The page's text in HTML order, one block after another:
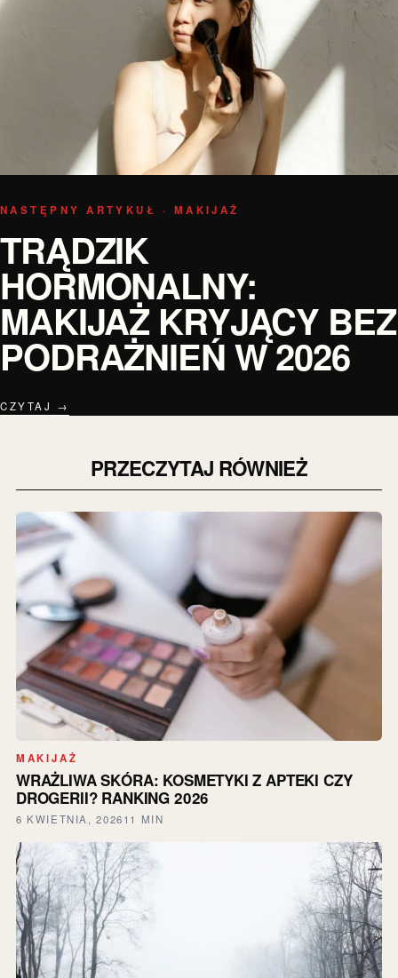
NASTĘPNY ARTYKUŁ · MAKIJAŻ
TRĄDZIK
HORMONALNY:
MAKIJAŻ KRYJĄCY BEZ
PODRAŻNIEŃ W 2026
CZYTAJ →
PRZECZYTAJ RÓWNIEŻ
MAKIJAŻ
WRAŻLIWA SKÓRA: KOSMETYKI Z APTEKI CZY
DROGERII? RANKING 2026
6 KWIETNIA, 202611 MIN